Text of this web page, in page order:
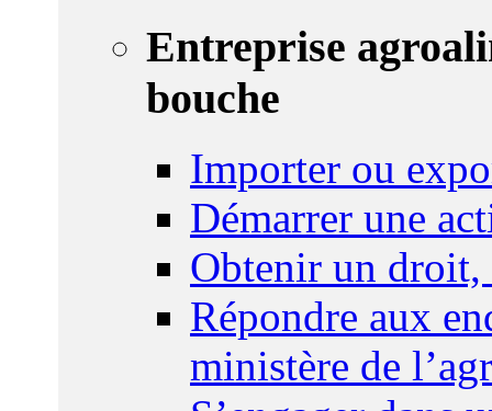
Entreprise
bouche
Importer ou
Démarrer une
Obtenir un droit,
Répondre aux
ministère de